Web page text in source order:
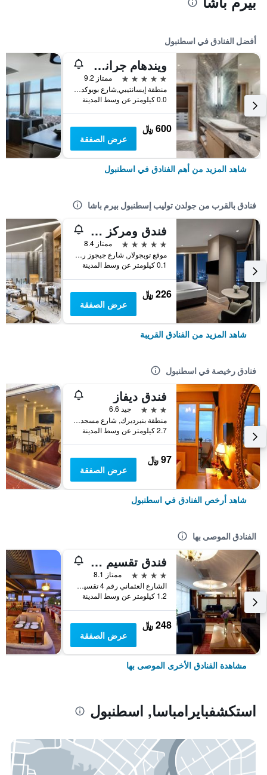
أفضل الفنادق في اسطنبول
ويندهام جراند إسطنبول ليفينت
5 نجوم
ممتاز 9.2
منطقة إيسانتيبي,شارع بويوكديري 177-183 شيشلي, اسطنبول, تركيا
0.0 كيلومتر عن وسط المدينة
600 ﷼
عرض الصفقة
شاهد المزيد من أهم الفنادق في اسطنبول
فنادق بالقرب من جولدن توليب إسطنبول بيرم باشا
فندق ومركز مؤتمرات ويندسور إسطنبول
5 نجوم
ممتاز 8.4
موقع توبجولار, شارع جيجوز رقم 32-34, اسطنبول, تركيا
0.1 كيلومتر عن وسط المدينة
226 ﷼
عرض الصفقة
شاهد المزيد من الفنادق القريبة
فنادق رخيصة في اسطنبول
فندق ديفاز
3 نجوم
جيد 6.6
منطقة بنبرديرك, شارع مسجد كاتب سنان رقم 31, اسطنبول, تركيا
2.7 كيلومتر عن وسط المدينة
97 ﷼
عرض الصفقة
شاهد أرخص الفنادق في اسطنبول
الفنادق الموصى بها
فندق تقسيم متروبارك
4 نجوم
ممتاز 8.1
الشارع العثماني رقم 4 تقسيم, اسطنبول, تركيا
1.2 كيلومتر عن وسط المدينة
248 ﷼
عرض الصفقة
مشاهدة الفنادق الأخرى الموصى بها
استكشفبايرامباسا, اسطنبول